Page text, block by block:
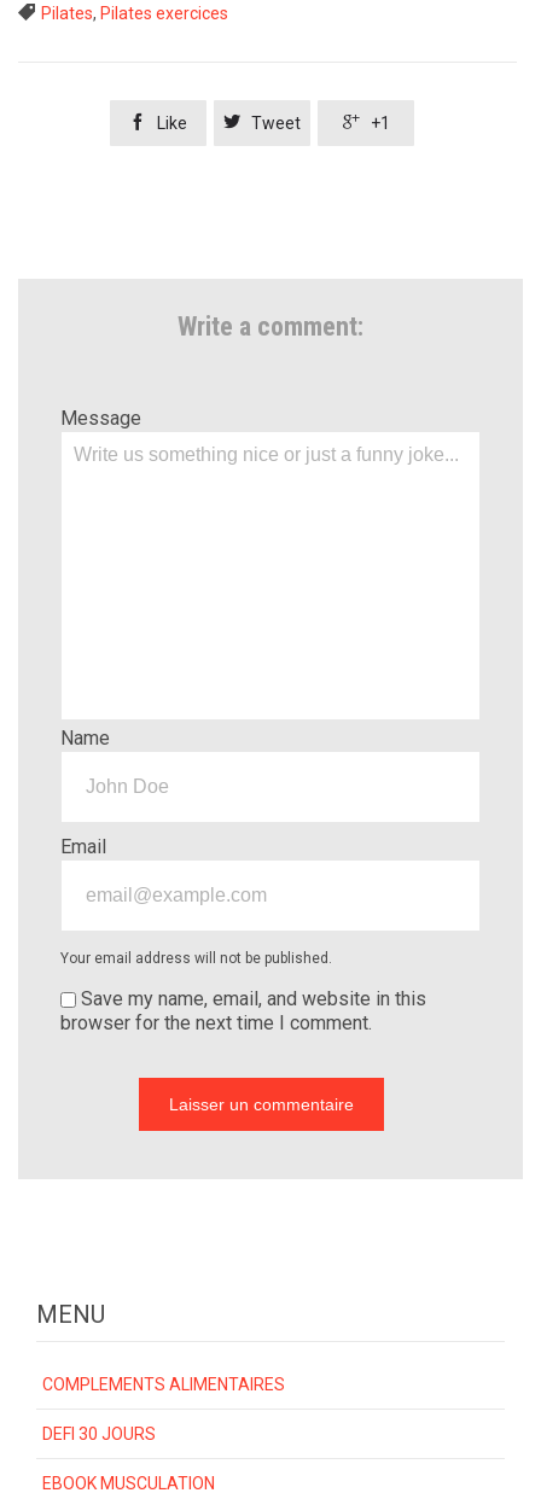
 Tags
Pilates, Pilates exercices
 Like  Tweet  +1
Write a comment:
Message
Name
Email
Your email address will not be published.
Save my name, email, and website in this
browser for the next time I comment.
MENU
COMPLEMENTS ALIMENTAIRES
DEFI 30 JOURS
EBOOK MUSCULATION